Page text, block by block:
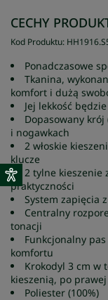
CECHY
Kod Produktu: HH1916.
Ponadczasowe
Tkanina,
komfort i dużą
Jej lekkość
Dopasowany
i nogawkach
2 włoskie
klucze
2 tylne kieszenie
praktyczności
System zapięcia
Centralny
tonacji
Funkcjonalny
komfortu
Krokodyl 3 cm w
kieszenią, po
Poliester (100%)